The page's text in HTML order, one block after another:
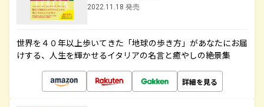
2022.11.18 発売
世界を４０年以上歩いてきた「地球の歩き方」があなたにお届
けする、人生を輝かせるイタリアの名言と癒やしの絶景集
詳細を見る